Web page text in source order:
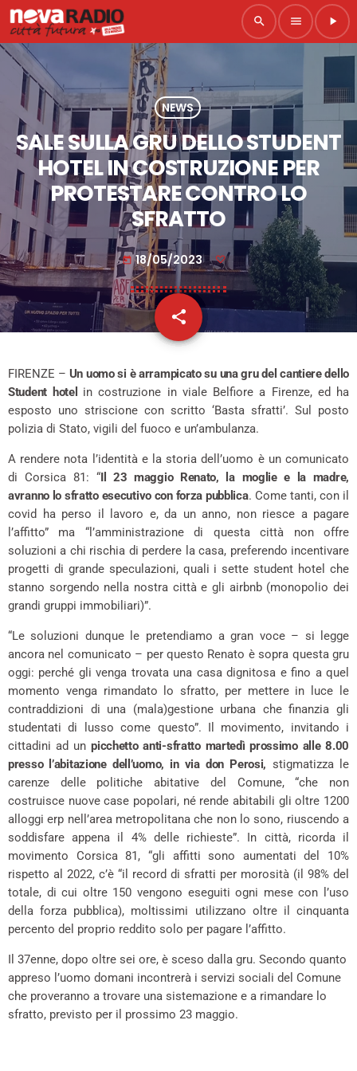
search menu play_arrow
NEWS
SALE SULLA GRU DELLO STUDENT
HOTEL IN COSTRUZIONE PER
PROTESTARE CONTRO LO
SFRATTO
today 18/05/2023
share
email
FIRENZE – Un uomo si è arrampicato su una gru del cantiere dello
Student hotel in costruzione in viale Belfiore a Firenze, ed ha
esposto uno striscione con scritto ‘Basta sfratti’. Sul posto
polizia di Stato, vigili del fuoco e un’ambulanza.
A rendere nota l’identità e la storia dell’uomo è un comunicato
di Corsica 81: “Il 23 maggio Renato, la moglie e la madre,
avranno lo sfratto esecutivo con forza pubblica. Come tanti, con il
covid ha perso il lavoro e, da un anno, non riesce a pagare
l’affitto” ma “l’amministrazione di questa città non offre
soluzioni a chi rischia di perdere la casa, preferendo incentivare
progetti di grande speculazioni, quali i sette student hotel che
stanno sorgendo nella nostra città e gli airbnb (monopolio dei
grandi gruppi immobiliari)”.
“Le soluzioni dunque le pretendiamo a gran voce – si legge
ancora nel comunicato – per questo Renato è sopra questa gru
oggi: perché gli venga trovata una casa dignitosa e fino a quel
momento venga rimandato lo sfratto, per mettere in luce le
contraddizioni di una (mala)gestione urbana che finanzia gli
studentati di lusso come questo”. Il movimento, invitando i
cittadini ad unpicchetto anti-sfratto martedì prossimo alle 8.00
presso l’abitazione dell’uomo, in via don Perosi, stigmatizza le
carenze delle politiche abitative del Comune, “che non
costruisce nuove case popolari, né rende abitabili gli oltre 1200
alloggi erp nell’area metropolitana che non lo sono, riuscendo a
soddisfare appena il 4% delle richieste”. In città, ricorda il
movimento Corsica 81, “gli affitti sono aumentati del 10%
rispetto al 2022, c’è “il record di sfratti per morosità (il 98% del
totale, di cui oltre 150 vengono eseguiti ogni mese con l’uso
della forza pubblica), moltissimi utilizzano oltre il cinquanta
percento del proprio reddito solo per pagare l’affitto.
Il 37enne, dopo oltre sei ore, è sceso dalla gru. Secondo quanto
appreso l’uomo domani incontrerà i servizi sociali del Comune
che proveranno a trovare una sistemazione e a rimandare lo
sfratto, previsto per il prossimo 23 maggio.